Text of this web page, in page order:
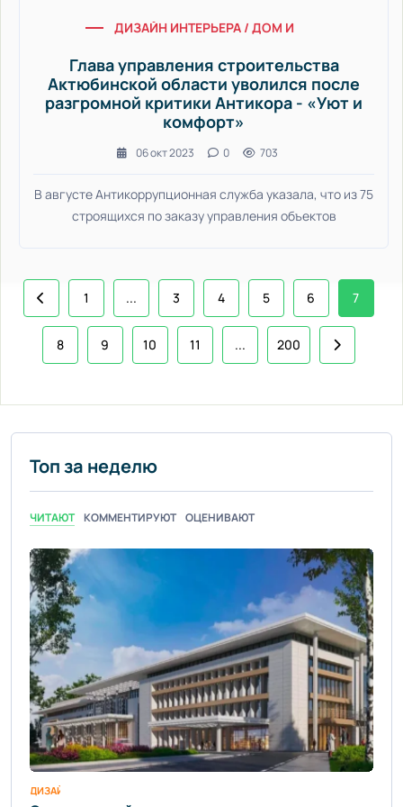
ДИЗАЙН ИНТЕРЬЕРА / ДОМ И БЫТ / СТАТЬИ /
Глава управления строительства
Актюбинской области уволился после
разгромной критики Антикора - «Уют и
комфорт»
06 окт 2023 0 703
В августе Антикоррупционная служба указала, что из 75
строящихся по заказу управления объектов
1 ... 3 4 5 6 7
8 9 10 11 ... 200
Топ за неделю
ЧИТАЮТ КОММЕНТИРУЮТ ОЦЕНИВАЮТ
ДИЗАЙН ИНТЕРЬЕРА / УЮТ И КОМФОРТ